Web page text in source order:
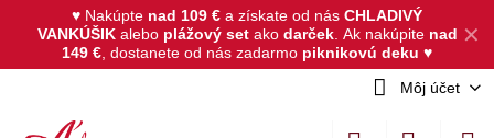
✕
♥ Nakúpte nad 109 € a získate od nás CHLADIVÝ
VANKÚŠIKalebo plážový set akodarček. Ak nakúpite nad
149 € , dostanete od nás zadarmo piknikovú deku ♥
Môj účet